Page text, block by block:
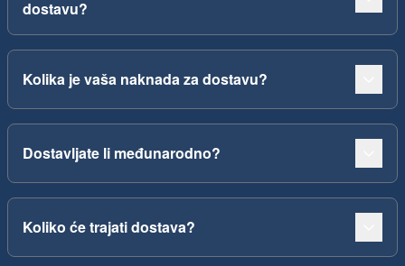
dostavu?
Kolika je vaša naknada za dostavu?
Dostavljate li međunarodno?
Koliko će trajati dostava?